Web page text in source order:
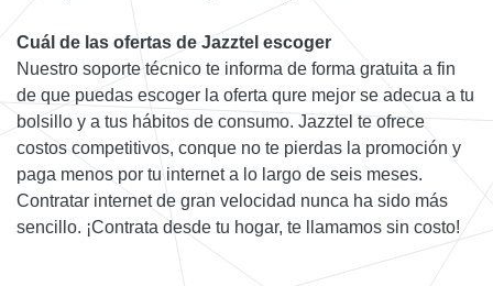
Cuál de las ofertas de Jazztel escoger
Nuestro soporte técnico te informa de forma gratuita a fin
de que puedas escoger la oferta qure mejor se adecua a tu
bolsillo y a tus hábitos de consumo. Jazztel te ofrece
costos competitivos, conque no te pierdas la promoción y
paga menos por tu internet a lo largo de seis meses.
Contratar internet de gran velocidad nunca ha sido más
sencillo. ¡Contrata desde tu hogar, te llamamos sin costo!